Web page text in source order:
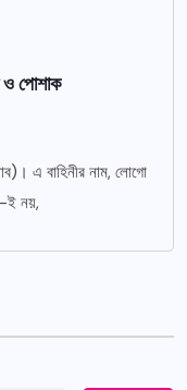
ও পোশাক
এ বাহিনীর নাম, লোগো
ই নয়,